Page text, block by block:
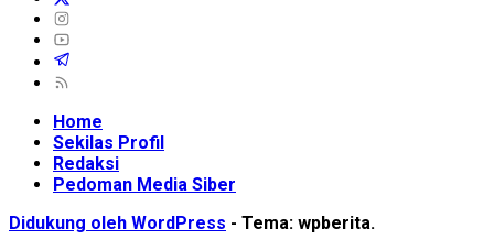
Home
Sekilas Profil
Redaksi
Pedoman Media Siber
Didukung oleh WordPress - Tema: wpberita.